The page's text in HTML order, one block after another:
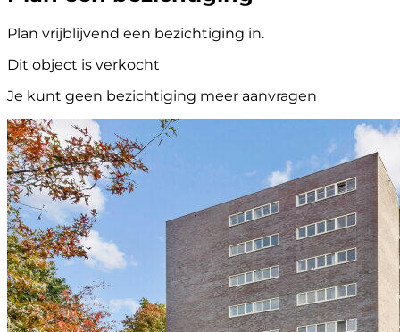
Plan vrijblijvend een bezichtiging in.
Dit object is verkocht
Je kunt geen bezichtiging meer aanvragen